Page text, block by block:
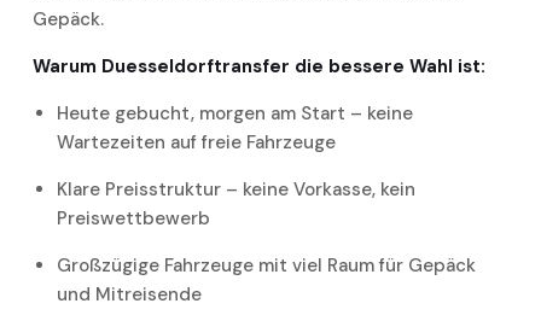
Gepäck.
Warum Duesseldorftransfer die bessere Wahl ist:
Heute gebucht, morgen am Start – keine
Wartezeiten auf freie Fahrzeuge
Klare Preisstruktur – keine Vorkasse, kein
Preiswettbewerb
Großzügige Fahrzeuge mit viel Raum für Gepäck
und Mitreisende